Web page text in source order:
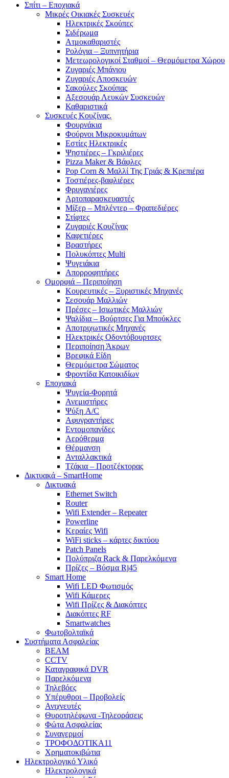
Σπίτι – Εποχιακά
Μικρές Οικιακές Συσκευές
Ηλεκτρικές Σκούπες
Σιδέρωμα
Ατμοκαθαριστές
Ρολόγια – Ξυπνητήρια
Μετεωρολογικοί Σταθμοί – Θερμόμετρα Χώρου
Ζυγαριές Μπάνιου
Ζυγαριές Αποσκευών
Σακούλες Σκούπας
Αξεσουάρ Λευκών Συσκευών
Καθαριστικά
Συσκευές Κουζίνας.
Φουρνάκια
Φούρνοι Μικροκυμάτων
Εστίες Ηλεκτρικές
Ψηστιέρες – Γκριλιέρες
Pizza Maker & Βάφλες
Pop Corn & Μαλλί Της Γριάς & Κρεπιέρα
Τοστιέρες-βαφλιέρες
Φρυγανιέρες
Αρτοπαρασκευαστές
Μίξερ – Μπλέντερ – Φραπεδιέρες
Στίφτες
Ζυγαριές Κουζίνας
Καφετιέρες
Βραστήρες
Πολυκόπτες Multi
Ψυγειάκια
Απορροφητήρες
Ομορφιά – Περιποίηση
Κουρευτικές – Ξυριστικές Μηχανές
Σεσουάρ Μαλλιών
Πρέσες – Ισιωτικές Μαλλιών
Ψαλίδια – Βούρτσες Για Μπούκλες
Αποτριχωτικές Μηχανές
Ηλεκτρικές Οδοντόβουρτσες
Περιποίηση Άκρων
Βρεφικά Είδη
Θερμόμετρα Σώματος
Φροντίδα Κατοικιδίων
Εποχιακά
Ψυγεία-Φορητά
Ανεμιστήρες
Ψύξη A/C
Αφυγραντήρες
Εντομοπαγίδες
Αερόθερμα
Θέρμανση
Ανταλλακτικά
Τζάκια – Προτζέκτορας
Δικτυακά – SmartHome
Δικτυακά
Ethernet Switch
Router
Wifi Extender – Repeater
Powerline
Κεραίες Wifi
WiFi sticks – κάρτες δικτύου
Patch Panels
Πολύπριζα Rack & Παρελκόμενα
Πρίζες – Βύσμα Rj45
Smart Home
Wifi LED Φωτισμός
Wifi Κάμερες
Wifi Πρίζες & Διακόπτες
Διακόπτες RF
Smartwatches
Φωτοβολταϊκά
Συστήματα Ασφαλείας
BEAM
CCTV
Καταγραφικά DVR
Παρελκόμενα
Τηλεβόες
Υπέρυθροι – Προβολείς
Ανιχνευτές
Θυροτηλέφωνα -Τηλεοράσεις
Φώτα Ασφαλείας
Συναγερμοί
ΤΡΟΦΟΔΟΤΙΚΑ11
Χρηματοκιβώτια
Ηλεκτρολογικό Υλικό
Ηλεκτρολογικά